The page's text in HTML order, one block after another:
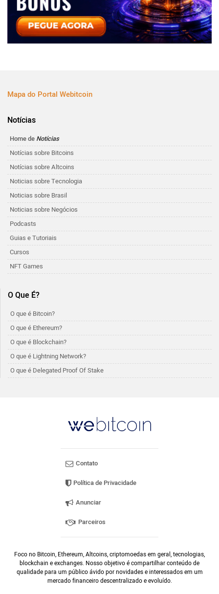
Mapa do Portal Webitcoin
Notícias
Home de Notícias
Notícias sobre Bitcoins
Notícias sobre Altcoins
Noticias sobre Tecnologia
Noticias sobre Brasil
Noticias sobre Negócios
Podcasts
Guias e Tutoriais
Cursos
NFT Games
O Que É?
O que é Bitcoin?
O que é Ethereum?
O que é Blockchain?
O que é Lightning Network?
O que é Delegated Proof Of Stake
Contato
Política de Privacidade
Anunciar
Parceiros
Foco no Bitcoin, Ethereum, Altcoins, criptomoedas em geral, tecnologias,
blockchain e exchanges. Nosso objetivo é compartilhar conteúdo de
qualidade para um público ávido por novidades e interessados em um
mercado financeiro descentralizado e evoluído.